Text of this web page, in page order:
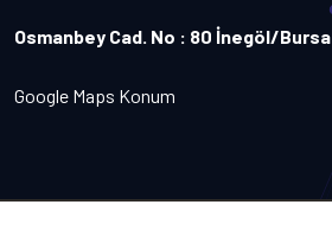
Osmanbey Cad. No : 80 İnegöl/Bursa
Google Maps Konum